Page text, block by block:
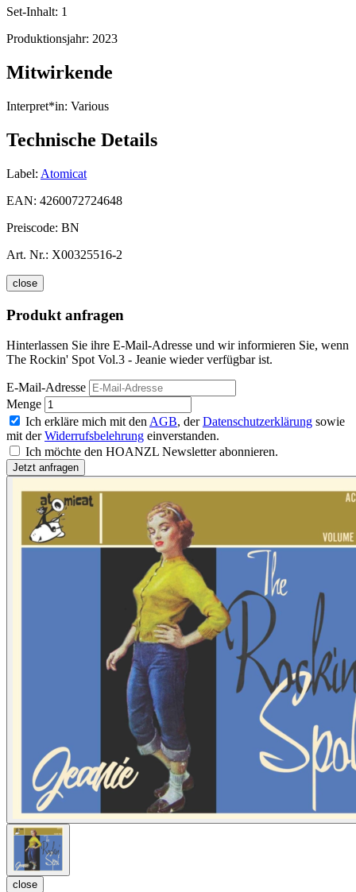
Set-Inhalt: 1
Produktionsjahr: 2023
Mitwirkende
Interpret*in: Various
Technische Details
Label: Atomicat
EAN: 4260072724648
Preiscode: BN
Art. Nr.: X00325516-2
close
Produkt anfragen
Hinterlassen Sie ihre E-Mail-Adresse und wir informieren Sie, wenn
The Rockin' Spot Vol.3 - Jeanie wieder verfügbar ist.
E-Mail-Adresse
Menge
Ich erkläre mich mit den AGB, derDatenschutzerklärung sowie
mit derWiderrufsbelehrung einverstanden.
Ich möchte den HOANZL Newsletter abonnieren.
close